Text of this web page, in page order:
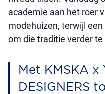
academie aan het roer
modehuizen, terwijl
om die traditie verder
Met KMSKA x
DESIGNERS